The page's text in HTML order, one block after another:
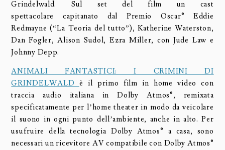
Grindelwald. Sul set del film un cast
spettacolare capitanato dal Premio Oscar® Eddie
Redmayne (“La Teoria del tutto”), Katherine Waterston,
Dan Fogler, Alison Sudol, Ezra Miller, con Jude Law e
Johnny Depp.
ANIMALI FANTASTICI: I CRIMINI DI
GRINDELWALD è il primo film in home video con
traccia audio italiana in Dolby Atmos®, remixata
specificatamente per l’home theater in modo da veicolare
il suono in ogni punto dell’ambiente, anche in alto. Per
usufruire della tecnologia Dolby Atmos® a casa, sono
necessari un ricevitore AV compatibile con Dolby Atmos®